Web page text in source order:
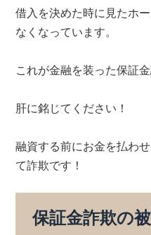
借入を決めた時に見たホ
なくなっています。
これが金融を装った保証
肝に銘じてください！
融資する前にお金を払わ
て詐欺です！
保証金詐欺の